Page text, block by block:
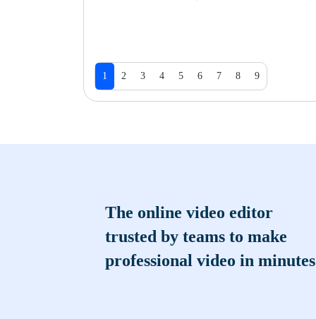
1 2 3 4 5 6 7 8 9
The online video editor
trusted by teams to make
professional video in minutes